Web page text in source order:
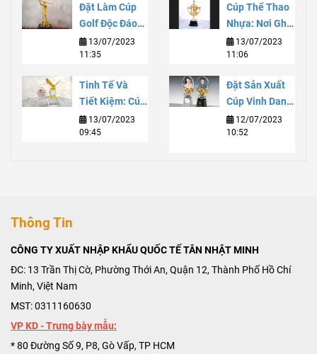
Thao
Đặt Làm Cúp
Golf Độc Đáo
Và Đẳng Cấp
Với Dịch Vụ
Lượng Cao
13/07/2023
11:35
Cúp Thể Thao
Nhựa: Nơi Ghi
Danh Danh
Vọng Và Sự
Vững
13/07/2023
11:06
Tinh Tế Và
Tiết Kiệm: Cúp
Lưu Niệm Thuỷ
Tinh Giá Rẻ
13/07/2023
09:45
Đặt Sản Xuất
Cúp Vinh Danh:
Truyền Tải
Vinh Quang Và
12/07/2023
10:52
Thông Tin
CÔNG TY XUẤT NHẬP KHẨU QUỐC TẾ TÂN NHẬT MINH
ĐC: 13 Trần Thị Cờ, Phường Thới An, Quận 12, Thành Phố Hồ Chí
Minh, Việt Nam
MST: 0311160630
VP KD - Trưng bày mẫu:
* 80 Đường Số 9, P8, Gò Vấp, TP HCM